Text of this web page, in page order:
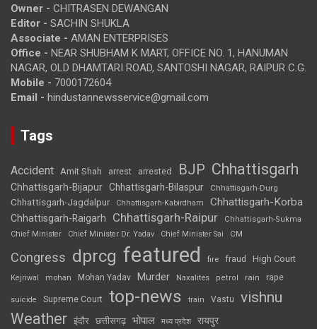
Owner - CHITRASEN DEWANGAN
Editor - SACHIN SHUKLA
Associate - AMAN ENTERPRISES
Office - NEAR SHUBHAM K MART, OFFICE NO. 1, HANUMAN
NAGAR, OLD DHAMTARI ROAD, SANTOSHI NAGAR, RAIPUR C.G.
Mobile - 7000172604
Email - hindustannewsservice@gmail.com
Tags
Accident Amit Shah arrest arrested BJP Chhattisgarh
Chhattisgarh-Bijapur Chhattisgarh-Bilaspur Chhattisgarh-Durg
Chhattisgarh-Jagdalpur Chhattisgarh-Kabirdham Chhattisgarh-Korba
Chhattisgarh-Raigarh Chhattisgarh-Raipur
Chhattisgarh-Sukma
Chief Minister
Chief Minister Dr. Yadav Chief Minister Sai CM
Congress dprcg featured fire fraud High Court
Kejriwal mohan Mohan Yadav Murder Naxalites petrol rain rape
suicide Supreme Court top-news train Vastu vishnu
Weather इंदौर छत्तीसगढ़ भोपाल मध्य प्रदेश रायपुर